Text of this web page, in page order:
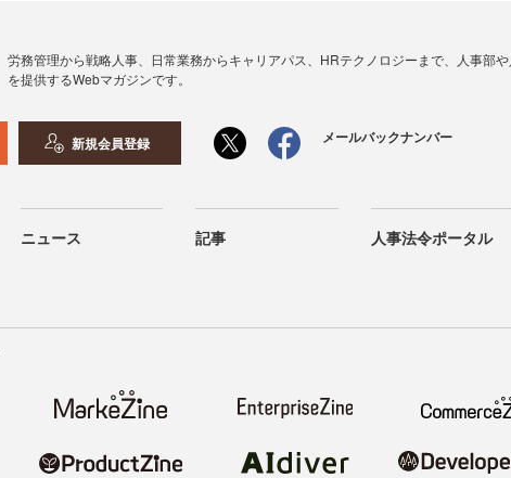
労務管理から戦略人事、日常業務からキャリアパス、HRテクノロジーまで、人事部
を提供するWebマガジンです。
新規会員登録 メールバックナンバー
ニュース 記事 人事法令ポータル